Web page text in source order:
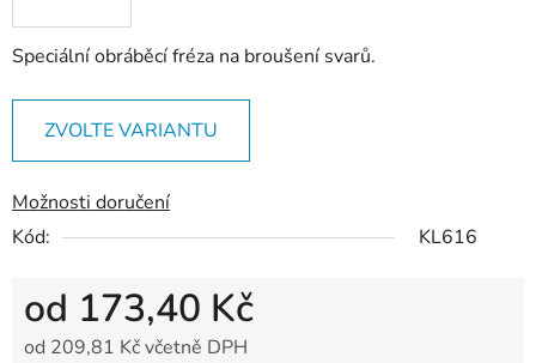
Speciální obráběcí fréza na broušení svarů.
ZVOLTE VARIANTU
Možnosti doručení
Kód:
KL616
od 173,40 Kč
od 209,81 Kčvčetně DPH